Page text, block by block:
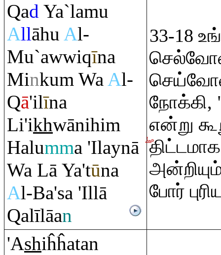
Qad Ya`lamu
Allāhu Al-
Mu`awwiqīna
Minkum WaAl-
Qā'ilīna
Li'ikhwānihim
Halumma 'Ilaynā
Wa Lā Ya'tūna
Al-Ba'sa 'Illā
Qalīlāan
33-18
நோக்கி,
என்று
போர்
'Ashiĥĥatan